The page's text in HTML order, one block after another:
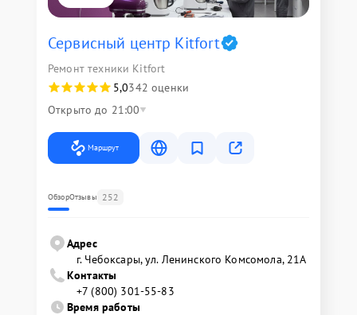
Сервисный центр Kitfort
Ремонт техники Kitfort
5,0342 оценки
Открыто до 21:00
Маршрут
ОбзорОтзывы 252
Адрес
г. Чебоксары, ул. Ленинского Комсомола, 21А
Контакты
+7 (800) 301-55-83
Время работы